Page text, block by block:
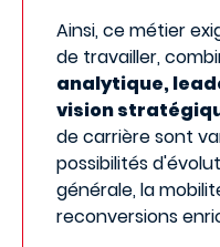
Ainsi, ce métier
de travailler,
analytique,
vision
de carrière sont
possibilités
générale, la
reconversions